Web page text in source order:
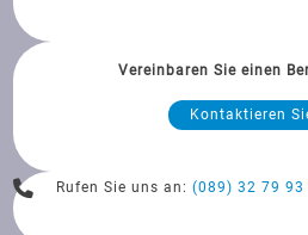
Vereinbaren Sie einen
Kontaktieren
Rufen Sie uns an:(089) 32 79 93